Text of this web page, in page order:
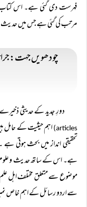
فہرست دی گئی ہے۔ اس
مرتب کی گئی ہے جس میں حدیث
چودھویں جہت:
دورِ جدید کے حدیثی
articles) اہم حیثیت کے حامل
تحقیقی انداز میں بحث ہوتی
ہے۔ اس کے ساتھ حدیث و علوم
موضوع سے متعلق مختلف اہل
سے اردو رسائل کے اہم خاص نمبر